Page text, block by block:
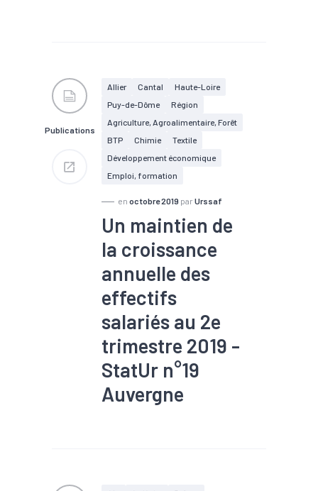
111 680 intérimaires en
Augmentation de 0,4 % du
nombre d'intérimaires, +480
France)
Baisse de 3,4 % du nombre
d'intérimaires (contre 1,2 % en
Publications
Allier Cantal
Haute-Loire
Puy-de-Dôme
Région
Agriculture, Agroalimentaire, Forêt
BTP
Chimie
Textile
Développement économique
Emploi, formation
en octobre 2019 par Urssaf
Un maintien de
la croissance
annuelle des
effectifs
salariés au 2e
trimestre 2019 -
StatUr n°19
Auvergne